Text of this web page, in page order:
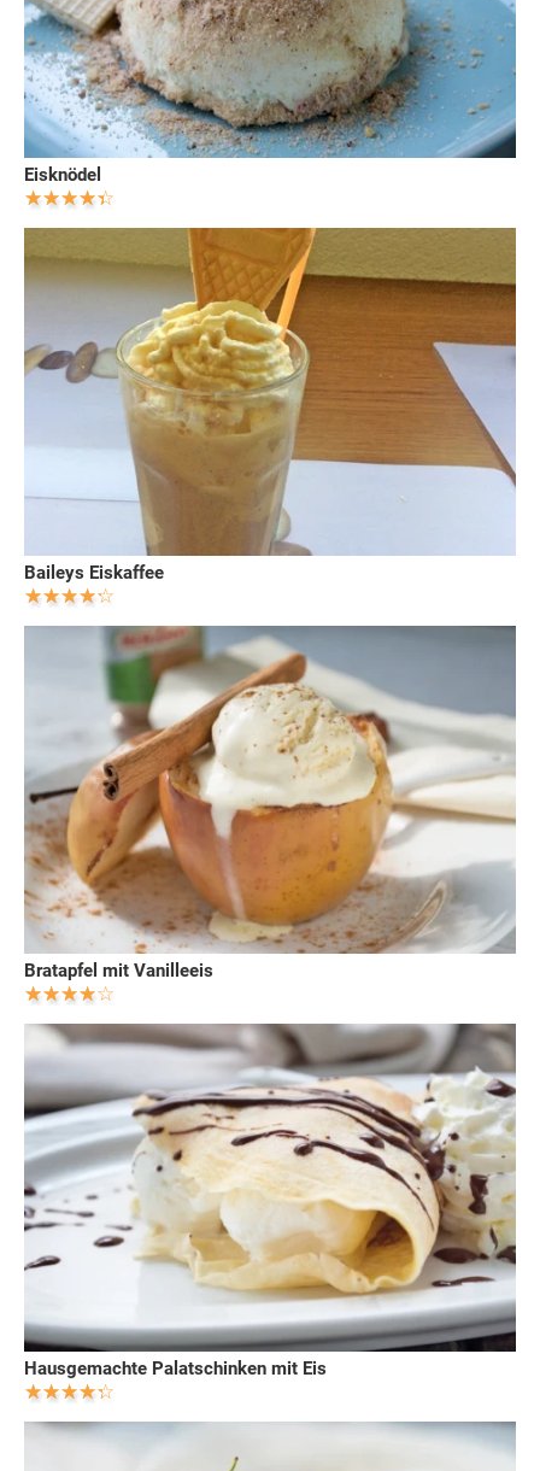
Eisknödel
Baileys Eiskaffee
Bratapfel mit Vanilleeis
Hausgemachte Palatschinken mit Eis